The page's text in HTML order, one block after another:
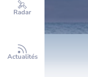
Radar
Actualités